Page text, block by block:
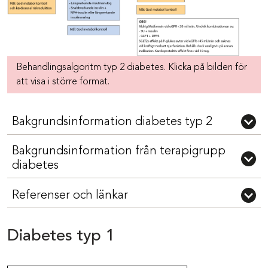
Behandlingsalgoritm typ 2 diabetes. Klicka på bilden för
att visa i större format.
Bakgrundsinformation diabetes typ 2
Bakgrundsinformation från terapigrupp
diabetes
Referenser och länkar
Diabetes typ 1